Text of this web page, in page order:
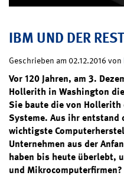
IBM UND DER
Geschrieben am 02.12.2016 von
Vor 120 Jahren, am 3.
Hollerith in Washington
Sie baute die von Hollerith
Systeme. Aus ihr entstand
wichtigste
Unternehmen aus der
haben bis heute überlebt,
und Mikrocomputerfirmen?